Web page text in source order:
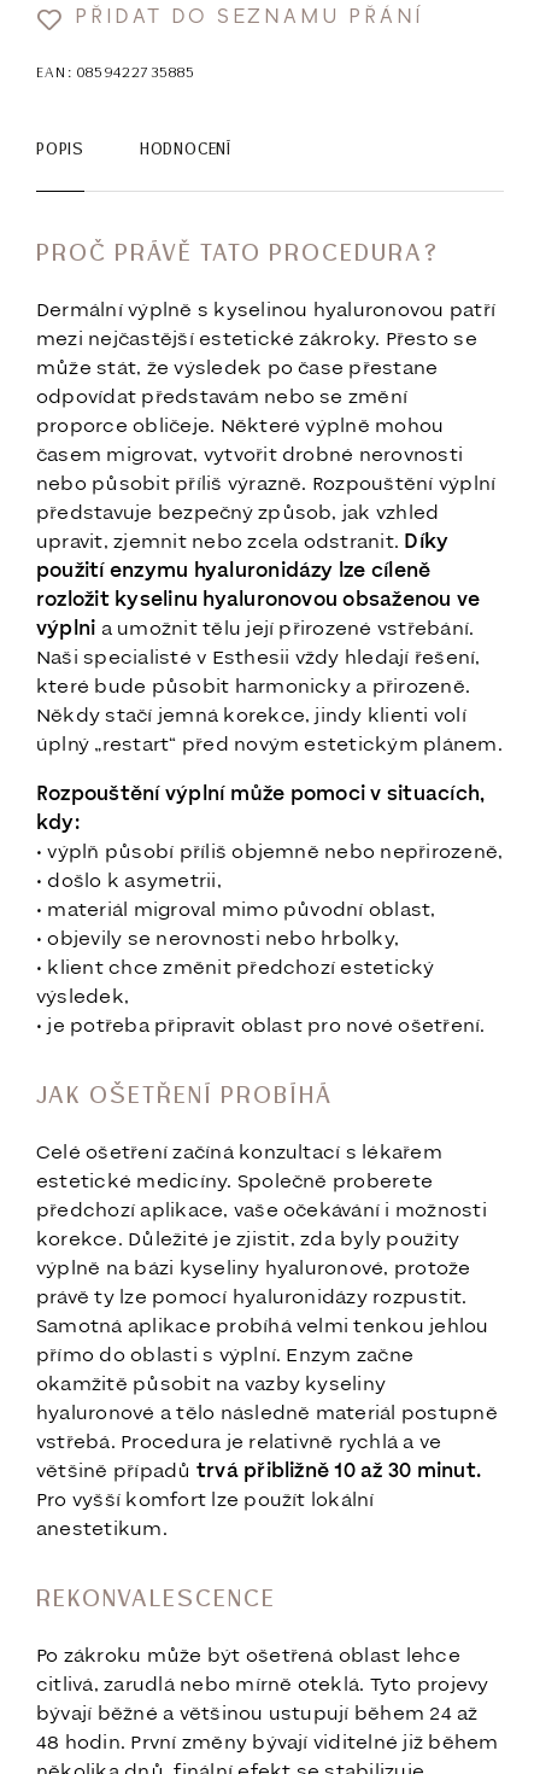
PŘIDAT DO SEZNAMU PŘÁNÍ
EAN: 0859422735885
POPIS HODNOCENÍ
PROČ PRÁVĚ TATO PROCEDURA?
Dermální výplně s kyselinou hyaluronovou patří
mezi nejčastější estetické zákroky. Přesto se
může stát, že výsledek po čase přestane
odpovídat představám nebo se změní
proporce obličeje. Některé výplně mohou
časem migrovat, vytvořit drobné nerovnosti
nebo působit příliš výrazně. Rozpouštění výplní
představuje bezpečný způsob, jak vzhled
upravit, zjemnit nebo zcela odstranit. Díky
použití enzymu hyaluronidázy lze cíleně
rozložit kyselinu hyaluronovou obsaženou ve
výplni a umožnit tělu její přirozené vstřebání.
Naši specialisté v Esthesii vždy hledají řešení,
které bude působit harmonicky a přirozeně.
Někdy stačí jemná korekce, jindy klienti volí
úplný „restart“ před novým estetickým plánem.
Rozpouštění výplní může pomoci v situacích,
kdy:
• výplň působí příliš objemně nebo nepřirozeně,
• došlo k asymetrii,
• materiál migroval mimo původní oblast,
• objevily se nerovnosti nebo hrbolky,
• klient chce změnit předchozí estetický
výsledek,
• je potřeba připravit oblast pro nové ošetření.
JAK OŠETŘENÍ PROBÍHÁ
Celé ošetření začíná konzultací s lékařem
estetické medicíny. Společně proberete
předchozí aplikace, vaše očekávání i možnosti
korekce. Důležité je zjistit, zda byly použity
výplně na bázi kyseliny hyaluronové, protože
právě ty lze pomocí hyaluronidázy rozpustit.
Samotná aplikace probíhá velmi tenkou jehlou
přímo do oblasti s výplní. Enzym začne
okamžitě působit na vazby kyseliny
hyaluronové a tělo následně materiál postupně
vstřebá. Procedura je relativně rychlá a ve
většině případů trvá přibližně 10 až 30 minut.
Pro vyšší komfort lze použít lokální
anestetikum.
REKONVALESCENCE
Po zákroku může být ošetřená oblast lehce
citlivá, zarudlá nebo mírně oteklá. Tyto projevy
bývají běžné a většinou ustupují během 24 až
48 hodin. První změny bývají viditelné již během